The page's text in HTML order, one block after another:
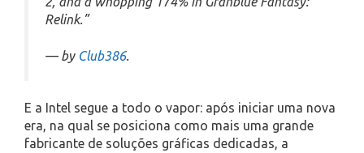
Relink.”
— by Club386.
E a Intel segue a todo o vapor: após iniciar uma nova
era, na qual se posiciona como mais uma grande
fabricante de soluções gráficas dedicadas, a